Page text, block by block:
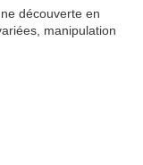
découverte en
manipulation